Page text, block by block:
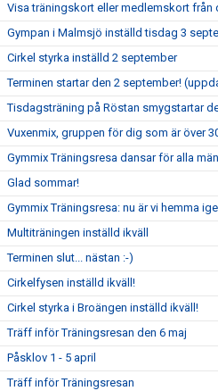
Visa träningskort eller medlemskort från
Gympan i Malmsjö inställd tisdag 3
Cirkel styrka inställd 2 september
Terminen startar den 2 september!
Tisdagsträning på Röstan smygstartar
Vuxenmix, gruppen för dig som är över
Gymmix Träningsresa dansar för alla
Glad sommar!
Gymmix Träningsresa: nu är vi hemma
Multiträningen inställd ikväll
Terminen slut... nästan :-)
Cirkelfysen inställd ikväll!
Cirkel styrka i Broängen inställd ikväll!
Träff inför Träningsresan den 6 maj
Påsklov 1 - 5 april
Träff inför Träningsresan